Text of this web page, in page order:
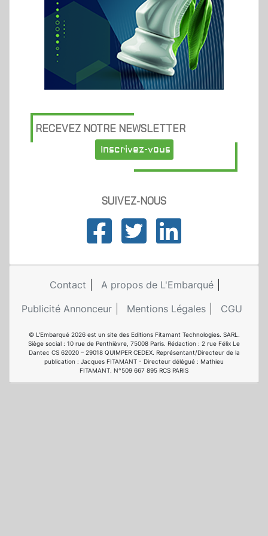
RECEVEZ NOTRE NEWSLETTER
Inscrivez-vous
SUIVEZ-NOUS
Contact
A propos de L'Embarqué
Publicité Annonceur
Mentions Légales CGU
© L'Embarqué 2026 est un site des Editions Fitamant Technologies. SARL.
Siège social : 10 rue de Penthièvre, 75008 Paris. Rédaction : 2 rue Félix Le
Dantec CS 62020 – 29018 QUIMPER CEDEX. Représentant/Directeur de la
publication : Jacques FITAMANT - Directeur délégué : Mathieu
FITAMANT. N°509 667 895 RCS PARIS